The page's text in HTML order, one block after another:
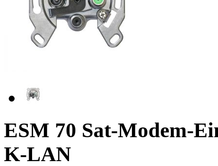
ESM 70 Sat-Modem-
K-LAN